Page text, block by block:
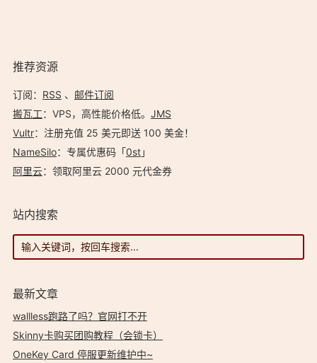
推荐资源
订阅： RSS 、 邮件订阅
搬瓦工：VPS，高性能价格低。️ JMS
Vultr：注册充值 25 美元即送 100 美金！
NameSilo：专属优惠码「0st」
阿里云：领取阿里云 2000 元代金券
站内搜索
最新文章
wallless跑路了吗？官网打不开
Skinny卡购买团购教程（会锁卡）
OneKey Card 停服更新维护中~